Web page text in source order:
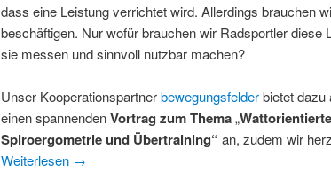
dass eine Leistung verrichtet wird. Allerdings brauchen
beschäftigen. Nur wofür brauchen wir Radsportler diese
sie messen und sinnvoll nutzbar machen?
Unser Kooperationspartnerbewegungsfelderbietet dazu
einen spannendenVortrag zum Thema„
Spiroergometrie und Übertraining“ an, zudem wir
Weiterlesen →